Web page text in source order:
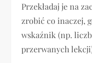
Przekładaj je na
zrobić co inaczej,
wskaźnik (np.
przerwanych